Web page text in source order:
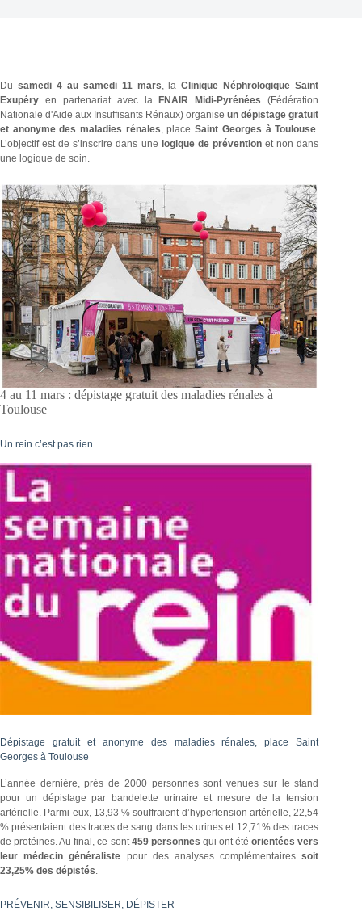
Du samedi 4 au samedi 11 mars, laClinique Néphrologique Saint
Exupéry en partenariat avec la FNAIR Midi-Pyrénées (Fédération
Nationale d'Aide aux Insuffisants Rénaux) organiseun dépistage gratuit
et anonyme des maladies rénales, placeSaint Georges à Toulouse.
L’objectif est de s’inscrire dans une logique de préventionet non dans
une logique de soin.
4 au 11 mars : dépistage gratuit des maladies rénales à
Toulouse
Un rein c’est pas rien
Dépistage gratuit et anonyme des maladies rénales, place Saint
Georges à Toulouse
L’année dernière, près de 2000 personnes sont venues sur le stand
pour un dépistage par bandelette urinaire et mesure de la tension
artérielle. Parmi eux, 13,93 % souffraient d’hypertension artérielle, 22,54
% présentaient des traces de sang dans les urines et 12,71% des traces
de protéines. Au final, ce sont459 personnes qui ont été orientées vers
leur médecin généraliste pour des analyses complémentaires soit
23,25% des dépistés.
PRÉVENIR, SENSIBILISER, DÉPISTER